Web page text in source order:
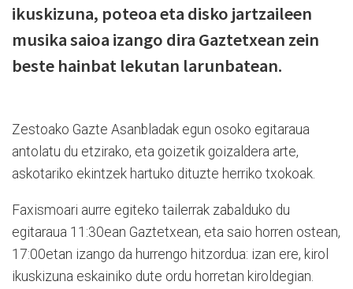
ikuskizuna, poteoa eta disko jartzaileen
musika saioa izango dira Gaztetxean zein
beste hainbat lekutan larunbatean.
Zestoako Gazte Asanbladak egun osoko egitaraua
antolatu du etzirako, eta goizetik goizaldera arte,
askotariko ekintzek hartuko dituzte herriko txokoak.
Faxismoari aurre egiteko tailerrak zabalduko du
egitaraua 11:30ean Gaztetxean, eta saio horren ostean,
17:00etan izango da hurrengo hitzordua: izan ere, kirol
ikuskizuna eskainiko dute ordu horretan kiroldegian.